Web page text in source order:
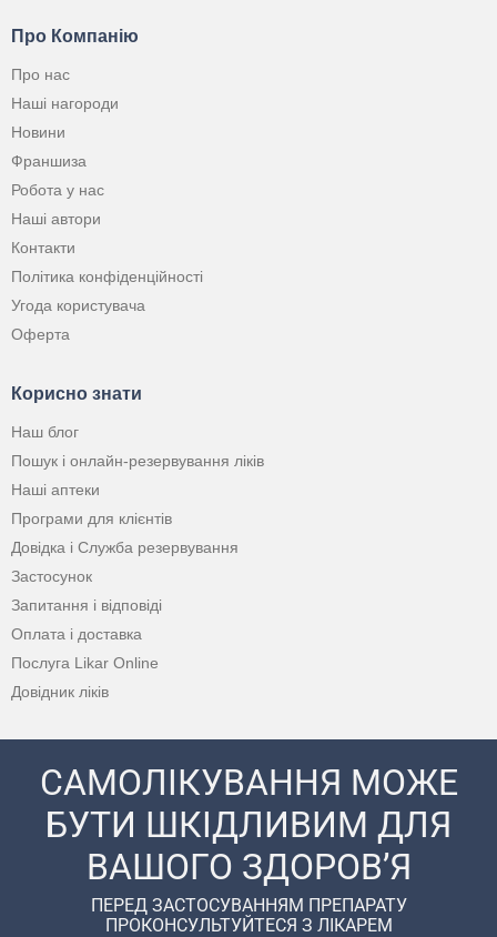
Про Компанію
Про нас
Наші нагороди
Новини
Франшиза
Робота у нас
Наші автори
Контакти
Політика конфіденційності
Угода користувача
Оферта
Корисно знати
Наш блог
Пошук і онлайн-резервування ліків
Наші аптеки
Програми для клієнтів
Довідка і Служба резервування
Застосунок
Запитання і відповіді
Оплата і доставка
Послуга Likar Online
Довідник ліків
САМОЛІКУВАННЯ МОЖЕ
БУТИ ШКІДЛИВИМ ДЛЯ
ВАШОГО ЗДОРОВ’Я
ПЕРЕД ЗАСТОСУВАННЯМ ПРЕПАРАТУ
ПРОКОНСУЛЬТУЙТЕСЯ З ЛІКАРЕМ